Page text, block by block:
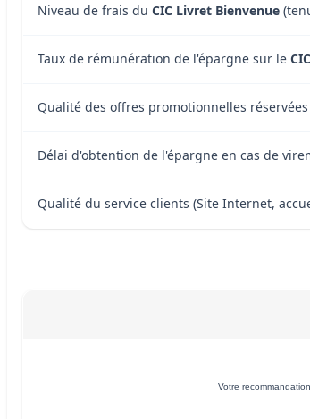
Niveau de frais du CIC Livret Bienvenue
Taux de rémunération de l'épargne sur le
Qualité des offres promotionnelles réservées
Délai d'obtention de l'épargne en cas de
Qualité du service clients (Site Internet,
Votre